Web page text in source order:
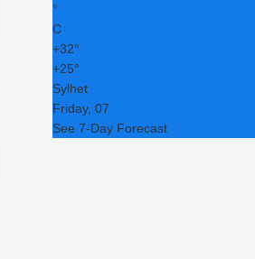
°
C
+32°
+25°
Sylhet
Friday, 07
See 7-Day Forecast